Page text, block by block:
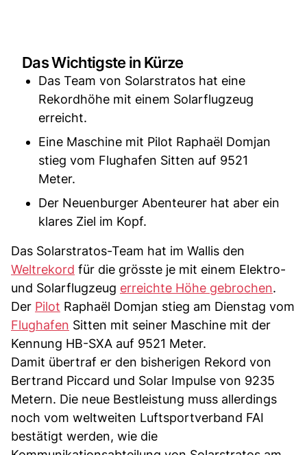
Das Wichtigste in Kürze
Das Team von Solarstratos hat eine
Rekordhöhe mit einem Solarflugzeug
erreicht.
Eine Maschine mit Pilot Raphaël Domjan
stieg vom Flughafen Sitten auf 9521
Meter.
Der Neuenburger Abenteurer hat aber ein
klares Ziel im Kopf.
Das Solarstratos-Team hat im Wallis den
Weltrekord für die grösste je mit einem Elektro-
und Solarflugzeug erreichte Höhe gebrochen.
Der Pilot Raphaël Domjan stieg am Dienstag vom
Flughafen Sitten mit seiner Maschine mit der
Kennung HB-SXA auf 9521 Meter.
Damit übertraf er den bisherigen Rekord von
Bertrand Piccard und Solar Impulse von 9235
Metern. Die neue Bestleistung muss allerdings
noch vom weltweiten Luftsportverband FAI
bestätigt werden, wie die